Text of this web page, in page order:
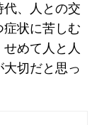
、人との交
状に苦しむ
めて人と人
切だと思っ